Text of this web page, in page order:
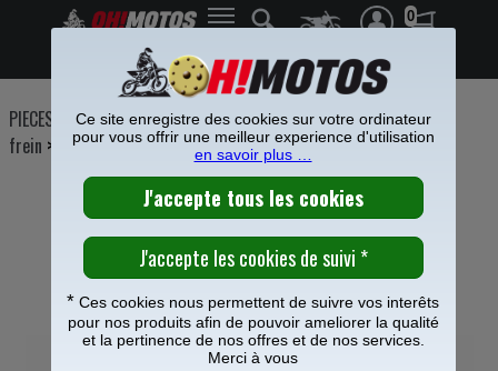
0
Frais de port offerts à partir de 49€
PIECES MOTO>Freinage>Etrier Maitre cylindre frein>Etrier de
frein >
PISTON ETRIER ARRIERE NISSIN POUR
KAWASAKI 450 KX-F
Ce site enregistre des cookies sur votre ordinateur
pour vous offrir une meilleur experience d'utilisation
en savoir plus …
* Ces cookies nous permettent de suivre vos interêts
pour nos produits afin de pouvoir ameliorer la qualité
et la pertinence de nos offres et de nos services.
Merci à vous